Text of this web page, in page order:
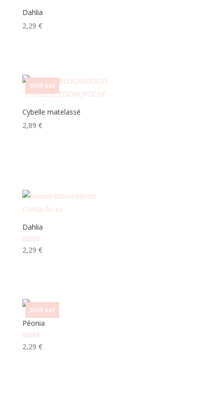
Dahlia
2,29 €
Sold out
Cybelle matelassé
2,89 €
Dahlia
Note
5.00
2,29 €
Sold out
Péonia
Note
5.00
2,29 €